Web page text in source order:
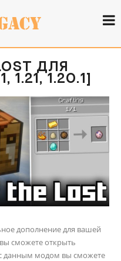
ДЛЯ
1.21, 1.20.1]
дополнение для вашей
сможете открыть
данным модом вы сможете